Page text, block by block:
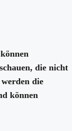
können
die nicht
die
können